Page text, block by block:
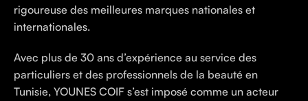
rigoureuse des meilleures marques nationales et
internationales.
Avec plus de 30 ans d’expérience au service des
particuliers et des professionnels de la beauté en
Tunisie, YOUNES COIF s’est imposé comme un acteur